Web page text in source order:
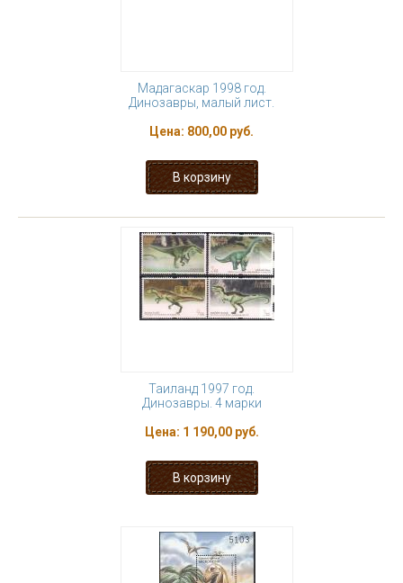
Мадагаскар 1998 год.
Динозавры, малый лист.
Цена: 800,00 руб.
Таиланд 1997 год.
Динозавры. 4 марки
Цена: 1 190,00 руб.